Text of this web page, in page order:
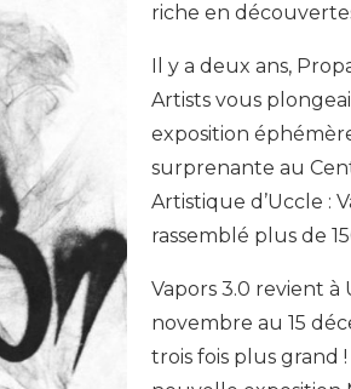
riche en
Il y a deux ans,
Artists vous
exposition
surprenante au
Artistique d’Uccle :
rassemblé plus de
Vapors 3.0 revient à
novembre au 15
trois fois plus grand !